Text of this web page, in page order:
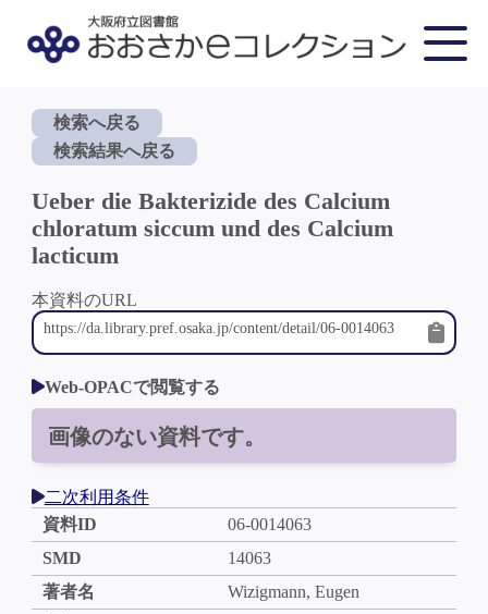
検索へ戻る
検索結果へ戻る
Ueber die Bakterizide des Calcium
chloratum siccum und des Calcium
lacticum
本資料のURL
Web-OPACで閲覧する
画像のない資料です。
二次利用条件
資料ID
06-0014063
SMD
14063
著者名
Wizigmann, Eugen